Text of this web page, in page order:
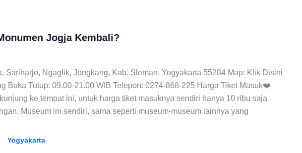
Jogja Kembali?
Sariharjo, Ngaglik, Jongkang, Kab. Sleman, Yogyakarta 55284 Map: Klik Disini
Buka Tutup: 09.00-21.00 WIB Telepon: 0274-868-225 Harga Tiket Masuk❤️
ke tempat ini, untuk harga tiket masuknya sendiri hanya 10 ribu saja
Museum ini sendiri, sama seperti museum-museum lainnya yang
Yogyakarta